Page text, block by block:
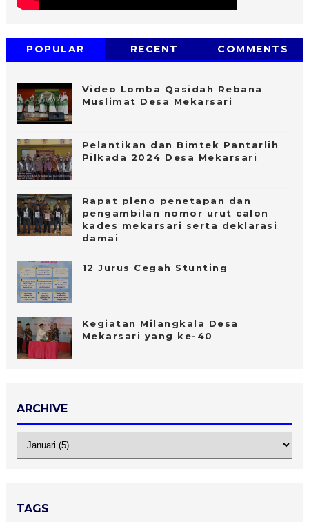
POPULAR RECENT COMMENTS
Video Lomba Qasidah Rebana
Muslimat Desa Mekarsari
Pelantikan dan Bimtek Pantarlih
Pilkada 2024 Desa Mekarsari
Rapat pleno penetapan dan
pengambilan nomor urut calon
kades mekarsari serta deklarasi
damai
12 Jurus Cegah Stunting
Kegiatan Milangkala Desa
Mekarsari yang ke-40
ARCHIVE
TAGS